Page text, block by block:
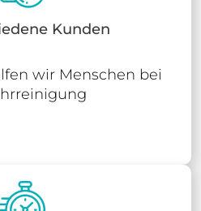
Kunden
wir Menschen bei